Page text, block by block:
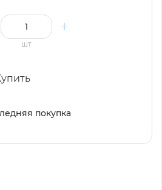
шт
покупка